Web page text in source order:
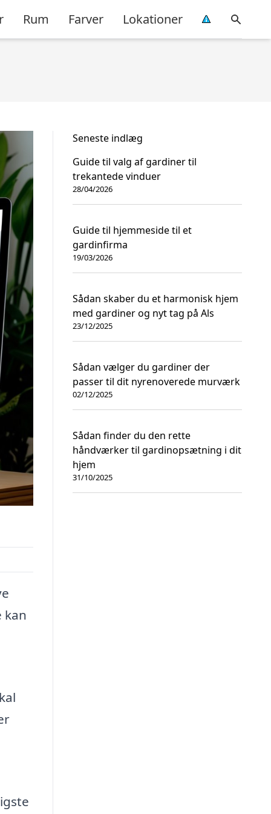
Rum Farver Lokationer
kan
Seneste indlæg
Guide til valg af gardiner til
trekantede vinduer
28/04/2026
Guide til hjemmeside til et
gardinfirma
19/03/2026
Sådan skaber du et harmonisk hjem
med gardiner og nyt tag på Als
23/12/2025
Sådan vælger du gardiner der
passer til dit nyrenoverede murværk
02/12/2025
Sådan finder du den rette
håndværker til gardinopsætning i dit
hjem
31/10/2025